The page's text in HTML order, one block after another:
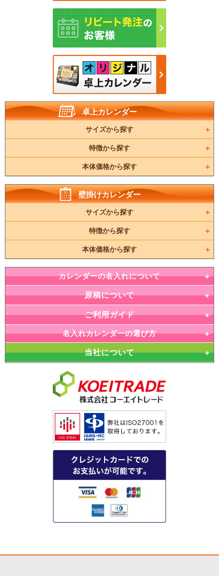
卓上カレンダー
サイズから探す
特徴から探す
本体価格から探す
壁掛けカレンダー
サイズから探す
特徴から探す
本体価格から探す
カレンダーの名入れについて
原稿について
ご利用ガイド
名入れカレンダーの選び方
当社について